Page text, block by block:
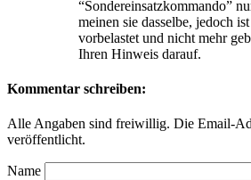
“Sondereinsatzkommando”
meinen sie dasselbe, jedoch
vorbelastet und nicht mehr
Ihren Hinweis darauf.
Kommentar schreiben:
Alle Angaben sind freiwillig. Die Email-
veröffentlicht.
Name